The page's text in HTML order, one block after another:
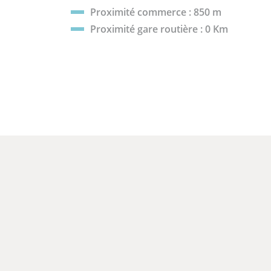
????️ La résidence
Proximité commerce : 850 m
Proximité gare routière : 0 Km